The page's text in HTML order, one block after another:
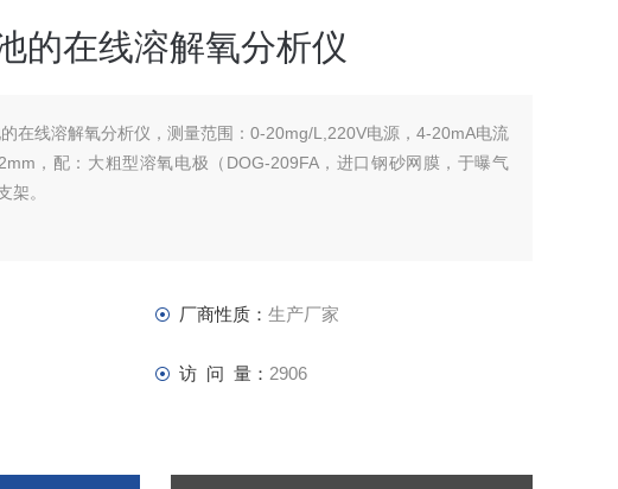
的在线溶解氧分析仪
在线溶解氧分析仪，测量范围：0-20mg/L,220V电源，4-20mA电流
，配：大粗型溶氧电极（DOG-209FA，进口钢砂网膜，于曝气
架。
厂商性质： 生产厂家
访 问 量： 2906